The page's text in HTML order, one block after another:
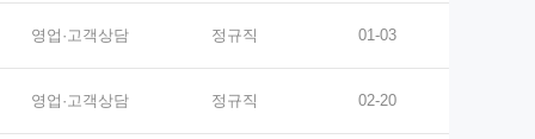
영업·고객상담 정규직 01-03
영업·고객상담 정규직 02-20